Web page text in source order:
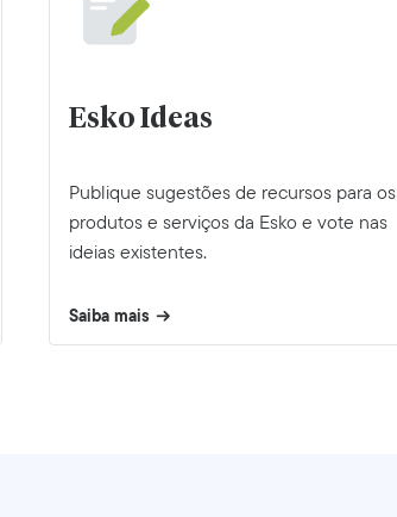
Esko Ideas
Publique sugestões de recursos para os
produtos e serviços da Esko e vote nas
ideias existentes.
Saiba mais